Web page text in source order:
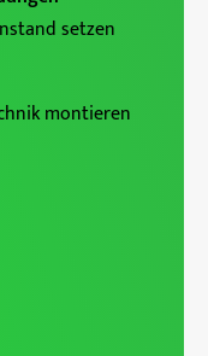
setzen
montieren